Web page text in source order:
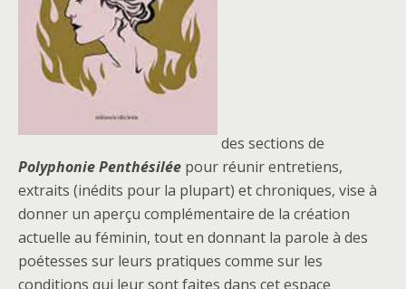
des sections de
Polyphonie Penthésilée pour réunir entretiens,
extraits (inédits pour la plupart) et chroniques, vise à
donner un aperçu complémentaire de la création
actuelle au féminin, tout en donnant la parole à des
poétesses sur leurs pratiques comme sur les
conditions qui leur sont faites dans cet espace